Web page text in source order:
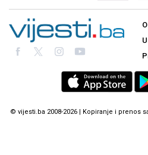
© vijesti.ba 2008-2026 | Kopiranje i prenos